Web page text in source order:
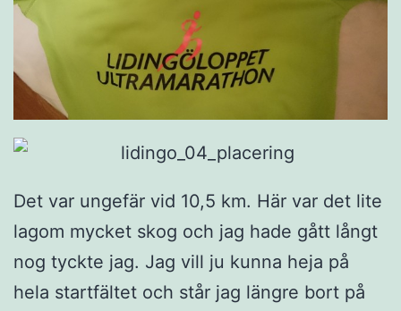
Det var ungefär vid 10,5 km. Här var det lite
lagom mycket skog och jag hade gått långt
nog tyckte jag. Jag vill ju kunna heja på
hela startfältet och står jag längre bort på